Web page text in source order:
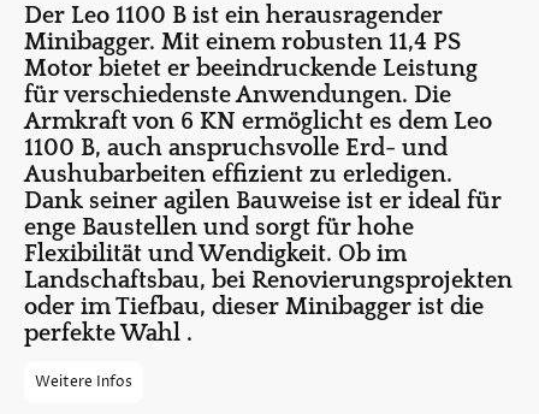
Der Leo 1100 B ist ein herausragender
Minibagger. Mit einem robusten 11,4 PS
Motor bietet er beeindruckende Leistung
für verschiedenste Anwendungen. Die
Armkraft von 6 KN ermöglicht es dem Leo
1100 B, auch anspruchsvolle Erd- und
Aushubarbeiten effizient zu erledigen.
Dank seiner agilen Bauweise ist er ideal für
enge Baustellen und sorgt für hohe
Flexibilität und Wendigkeit. Ob im
Landschaftsbau, bei Renovierungsprojekten
oder im Tiefbau, dieser Minibagger ist die
perfekte Wahl .
Weitere Infos